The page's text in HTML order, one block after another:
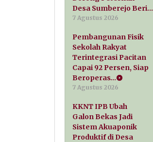
Desa Sumberejo Beri…
7 Agustus 2026
Pembangunan Fisik
Sekolah Rakyat
Terintegrasi Pacitan
Capai 92 Persen, Siap
Beroperas…
7 Agustus 2026
KKNT IPB Ubah
Galon Bekas Jadi
Sistem Akuaponik
Produktif di Desa